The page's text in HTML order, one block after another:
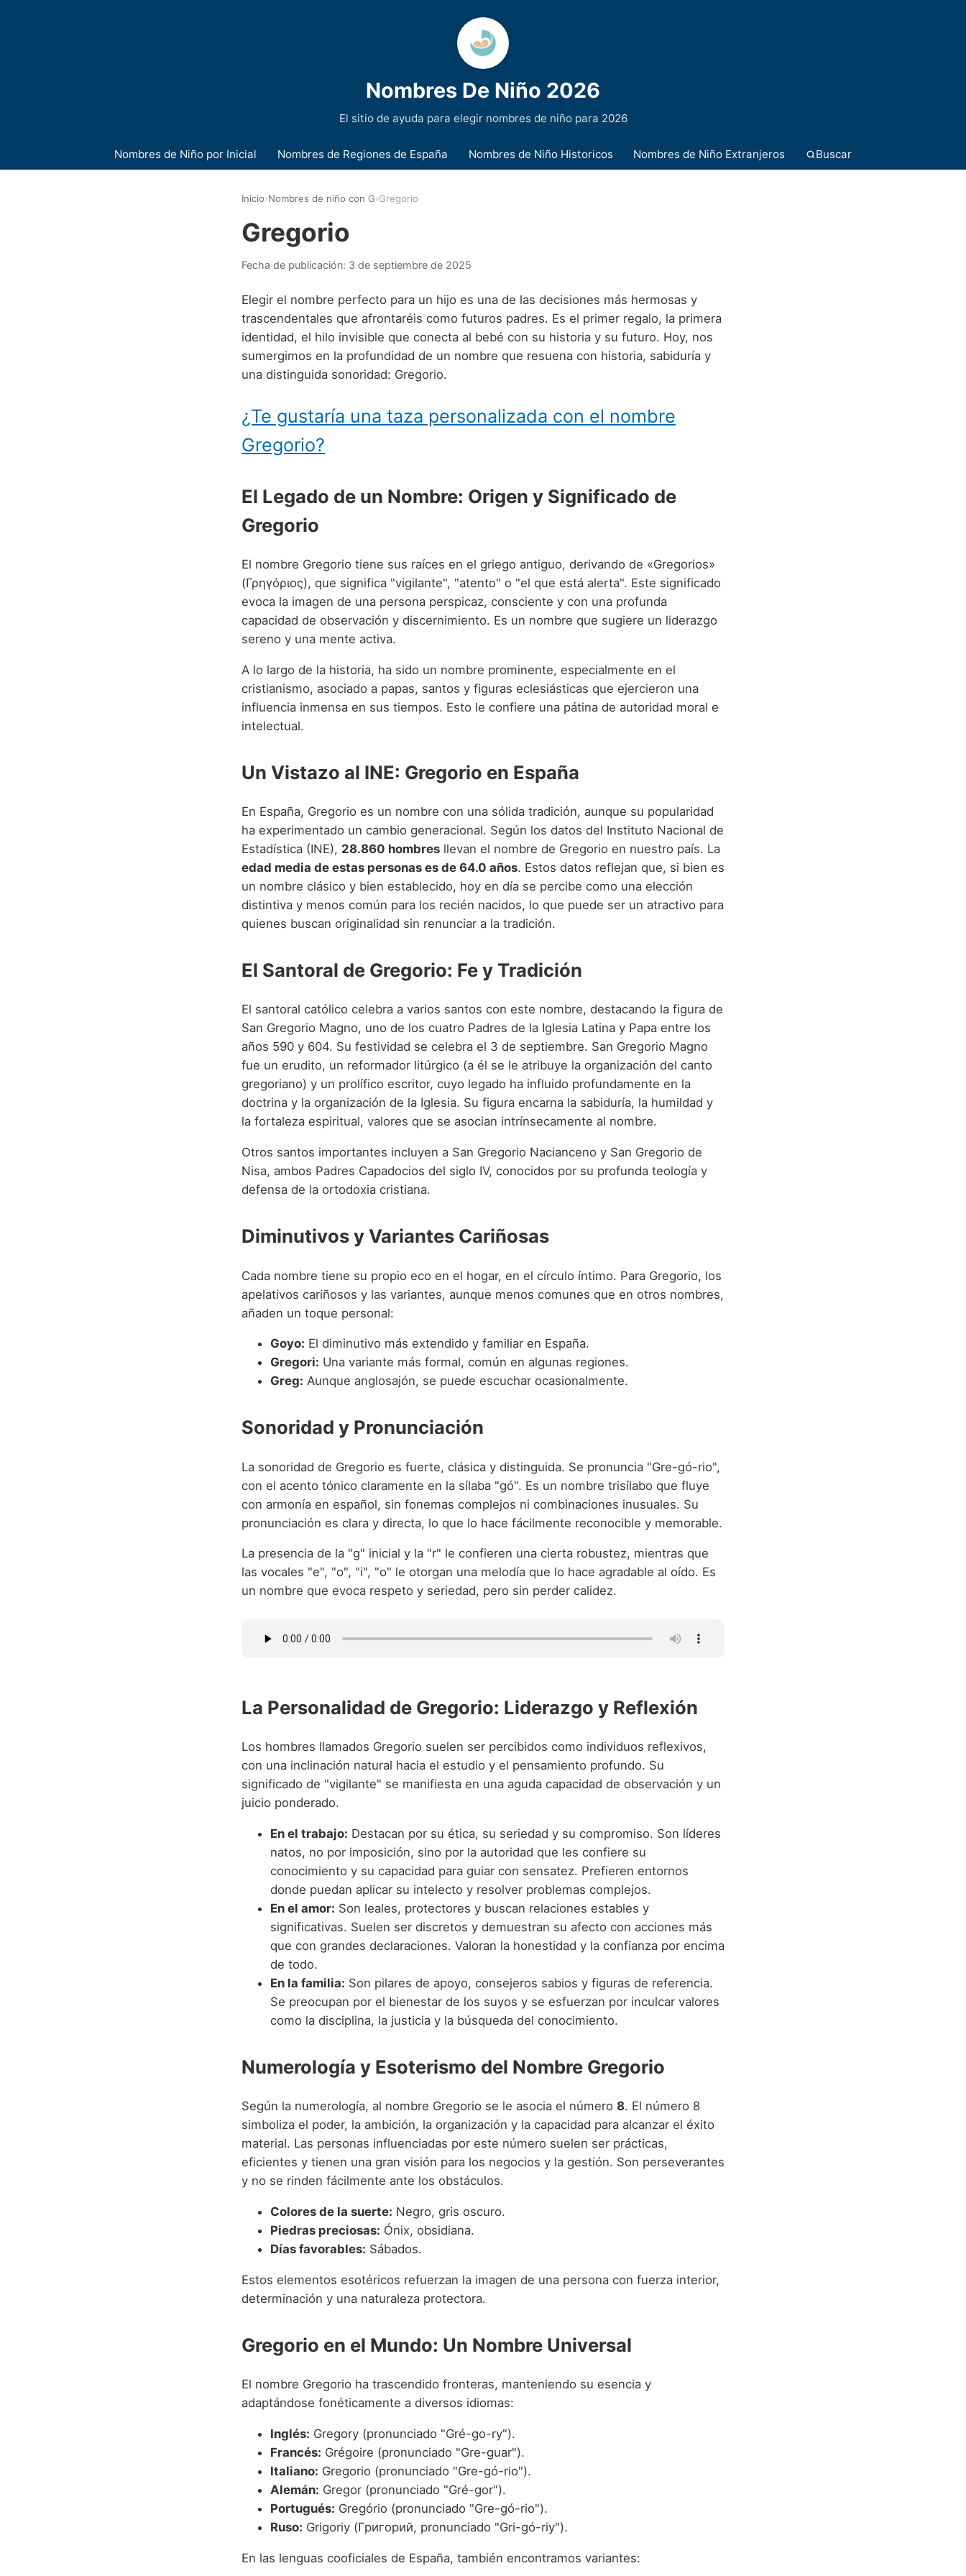
Nombres De Niño 2026
El sitio de ayuda para elegir nombres de niño para 2026
Nombres de Niño por Inicial Nombres de Regiones de España Nombres de Niño Historicos Nombres de Niño Extranjeros Buscar
Inicio›Nombres de niño con G›Gregorio
Gregorio
Fecha de publicación: 3 de septiembre de 2025
Elegir el nombre perfecto para un hijo es una de las decisiones más hermosas y
trascendentales que afrontaréis como futuros padres. Es el primer regalo, la primera
identidad, el hilo invisible que conecta al bebé con su historia y su futuro. Hoy, nos
sumergimos en la profundidad de un nombre que resuena con historia, sabiduría y
una distinguida sonoridad: Gregorio.
¿Te gustaría una taza personalizada con el nombre
Gregorio?
El Legado de un Nombre: Origen y Significado de
Gregorio
El nombre Gregorio tiene sus raíces en el griego antiguo, derivando de «Gregorios»
(Γρηγόριος), que significa "vigilante", "atento" o "el que está alerta". Este significado
evoca la imagen de una persona perspicaz, consciente y con una profunda
capacidad de observación y discernimiento. Es un nombre que sugiere un liderazgo
sereno y una mente activa.
A lo largo de la historia, ha sido un nombre prominente, especialmente en el
cristianismo, asociado a papas, santos y figuras eclesiásticas que ejercieron una
influencia inmensa en sus tiempos. Esto le confiere una pátina de autoridad moral e
intelectual.
Un Vistazo al INE: Gregorio en España
En España, Gregorio es un nombre con una sólida tradición, aunque su popularidad
ha experimentado un cambio generacional. Según los datos del Instituto Nacional de
Estadística (INE), 28.860 hombres llevan el nombre de Gregorio en nuestro país. La
edad media de estas personas es de 64.0 años. Estos datos reflejan que, si bien es
un nombre clásico y bien establecido, hoy en día se percibe como una elección
distintiva y menos común para los recién nacidos, lo que puede ser un atractivo para
quienes buscan originalidad sin renunciar a la tradición.
El Santoral de Gregorio: Fe y Tradición
El santoral católico celebra a varios santos con este nombre, destacando la figura de
San Gregorio Magno, uno de los cuatro Padres de la Iglesia Latina y Papa entre los
años 590 y 604. Su festividad se celebra el 3 de septiembre. San Gregorio Magno
fue un erudito, un reformador litúrgico (a él se le atribuye la organización del canto
gregoriano) y un prolífico escritor, cuyo legado ha influido profundamente en la
doctrina y la organización de la Iglesia. Su figura encarna la sabiduría, la humildad y
la fortaleza espiritual, valores que se asocian intrínsecamente al nombre.
Otros santos importantes incluyen a San Gregorio Nacianceno y San Gregorio de
Nisa, ambos Padres Capadocios del siglo IV, conocidos por su profunda teología y
defensa de la ortodoxia cristiana.
Diminutivos y Variantes Cariñosas
Cada nombre tiene su propio eco en el hogar, en el círculo íntimo. Para Gregorio, los
apelativos cariñosos y las variantes, aunque menos comunes que en otros nombres,
añaden un toque personal:
Goyo: El diminutivo más extendido y familiar en España.
Gregori: Una variante más formal, común en algunas regiones.
Greg: Aunque anglosajón, se puede escuchar ocasionalmente.
Sonoridad y Pronunciación
La sonoridad de Gregorio es fuerte, clásica y distinguida. Se pronuncia "Gre-gó-rio",
con el acento tónico claramente en la sílaba "gó". Es un nombre trisílabo que fluye
con armonía en español, sin fonemas complejos ni combinaciones inusuales. Su
pronunciación es clara y directa, lo que lo hace fácilmente reconocible y memorable.
La presencia de la "g" inicial y la "r" le confieren una cierta robustez, mientras que
las vocales "e", "o", "i", "o" le otorgan una melodía que lo hace agradable al oído. Es
un nombre que evoca respeto y seriedad, pero sin perder calidez.
La Personalidad de Gregorio: Liderazgo y Reflexión
Los hombres llamados Gregorio suelen ser percibidos como individuos reflexivos,
con una inclinación natural hacia el estudio y el pensamiento profundo. Su
significado de "vigilante" se manifiesta en una aguda capacidad de observación y un
juicio ponderado.
En el trabajo: Destacan por su ética, su seriedad y su compromiso. Son líderes
natos, no por imposición, sino por la autoridad que les confiere su
conocimiento y su capacidad para guiar con sensatez. Prefieren entornos
donde puedan aplicar su intelecto y resolver problemas complejos.
En el amor: Son leales, protectores y buscan relaciones estables y
significativas. Suelen ser discretos y demuestran su afecto con acciones más
que con grandes declaraciones. Valoran la honestidad y la confianza por encima
de todo.
En la familia: Son pilares de apoyo, consejeros sabios y figuras de referencia.
Se preocupan por el bienestar de los suyos y se esfuerzan por inculcar valores
como la disciplina, la justicia y la búsqueda del conocimiento.
Numerología y Esoterismo del Nombre Gregorio
Según la numerología, al nombre Gregorio se le asocia el número 8. El número 8
simboliza el poder, la ambición, la organización y la capacidad para alcanzar el éxito
material. Las personas influenciadas por este número suelen ser prácticas,
eficientes y tienen una gran visión para los negocios y la gestión. Son perseverantes
y no se rinden fácilmente ante los obstáculos.
Colores de la suerte: Negro, gris oscuro.
Piedras preciosas: Ónix, obsidiana.
Días favorables: Sábados.
Estos elementos esotéricos refuerzan la imagen de una persona con fuerza interior,
determinación y una naturaleza protectora.
Gregorio en el Mundo: Un Nombre Universal
El nombre Gregorio ha trascendido fronteras, manteniendo su esencia y
adaptándose fonéticamente a diversos idiomas:
Inglés: Gregory (pronunciado "Gré-go-ry").
Francés: Grégoire (pronunciado "Gre-guar").
Italiano: Gregorio (pronunciado "Gre-gó-rio").
Alemán: Gregor (pronunciado "Gré-gor").
Portugués: Gregório (pronunciado "Gre-gó-rio").
Ruso: Grigoriy (Григорий, pronunciado "Gri-gó-riy").
En las lenguas cooficiales de España, también encontramos variantes: